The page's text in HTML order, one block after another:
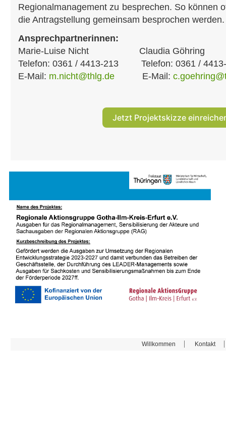
Regionalmanagement zu besprechen. So können
die Antragstellung gemeinsam besprochen werden.
Ansprechpartnerinnen:
Marie-Luise Nicht Claudia Göhring
Telefon: 0361 / 4413-213 Telefon: 0361 /
E-Mail: m.nicht@thlg.de E-Mail:
Jetzt Projektskizze
Willkommen Kontakt